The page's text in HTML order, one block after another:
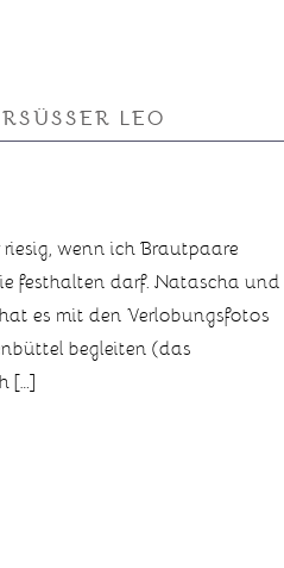
LEO
wenn ich Brautpaare
festhalten darf. Natascha und
es mit den Verlobungsfotos
begleiten (das
[…]